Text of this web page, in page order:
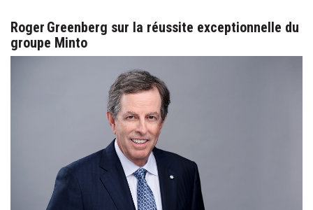
Roger Greenberg sur la réussite exceptionnelle du
groupe Minto